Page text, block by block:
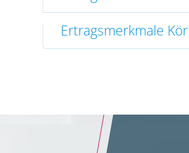
Ertragsmerkmale